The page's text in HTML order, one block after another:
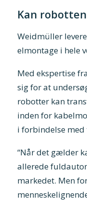
Kan
Weidmüller
elmontage i hele
Med ekspertise
sig for at
robotter kan
inden for
i forbindelse med
“Når det gælder
allerede
markedet. Men